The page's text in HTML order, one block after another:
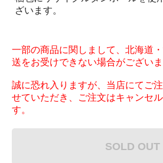
ざいます。
一部の商品に関しまして、北海道
送をお受けできない場合がございま
誠に恐れ入りますが、当店にてご
せていただき、ご注文はキャンセ
す。
SOLD OUT